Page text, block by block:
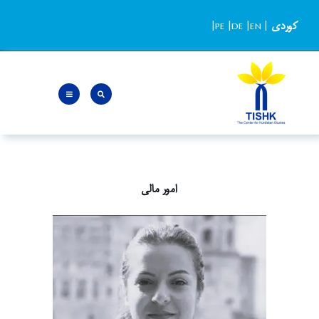
content
کوردی |
PE |DE |EN
|
امور مالی